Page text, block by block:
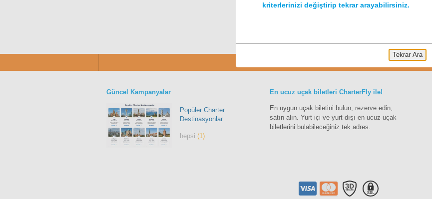
Güncel Kampanyalar
Popüler Charter
Destinasyonlar
hepsi(1)
En ucuz uçak biletleri CharterFly ile!
En uygun uçak biletini bulun, rezerve edin,
satın alın. Yurt içi ve yurt dışı en ucuz uçak
biletlerini bulabileceğiniz tek adres.
kriterlerinizi değiştirip tekrar arayabilirsiniz.
Tekrar Ara